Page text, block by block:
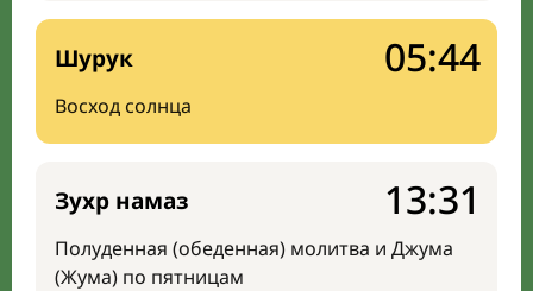
Шурук
Восход солнца
05:44
Зухр намаз
Полуденная (обеденная) молитва и Джума
(Жума) по пятницам
13:31